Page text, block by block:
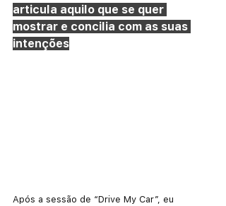
articula aquilo que se quer
mostrar e concilia com as suas
intenções
Após a sessão de “Drive My Car”, eu